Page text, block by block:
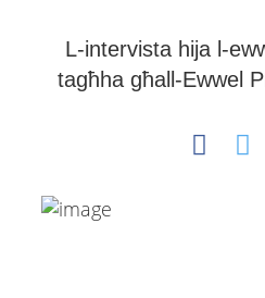
L-intervista hija l-
tagħha għall-Ewwel